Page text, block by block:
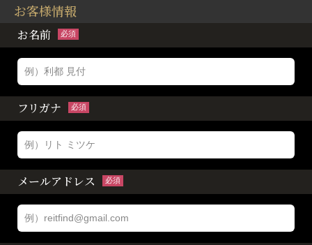
お客様情報
お名前 必須
フリガナ 必須
メールアドレス 必須